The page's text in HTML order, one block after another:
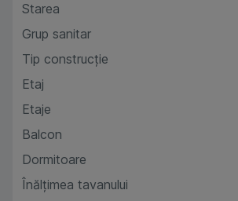
Starea
Grup sanitar
Tip construcție
Etaj
Etaje
Balcon
Dormitoare
Înălțimea tavanului